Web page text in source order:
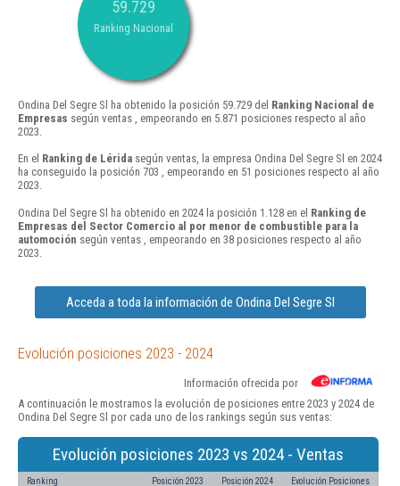
59.729
Ranking Nacional
Ondina Del Segre Sl ha obtenido la posición 59.729 del Ranking Nacional de
Empresas según ventas , empeorando en 5.871 posiciones respecto al año
2023.
En el Ranking de Lérida según ventas, la empresa Ondina Del Segre Sl en 2024
ha conseguido la posición 703 , empeorando en 51 posiciones respecto al año
2023.
Ondina Del Segre Sl ha obtenido en 2024 la posición 1.128 en el Ranking de
Empresas del Sector Comercio al por menor de combustible para la
automoción según ventas , empeorando en 38 posiciones respecto al año
2023.
Acceda a toda la información de Ondina Del Segre Sl
Evolución posiciones 2023 - 2024
Información ofrecida por
A continuación le mostramos la evolución de posiciones entre 2023 y 2024 de
Ondina Del Segre Sl por cada uno de los rankings según sus ventas:
Evolución posiciones 2023 vs 2024 - Ventas
Ranking Posición 2023 Posición 2024 Evolución Posiciones